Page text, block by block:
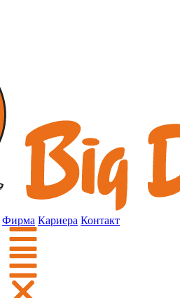
Фирма Кариера Контакт